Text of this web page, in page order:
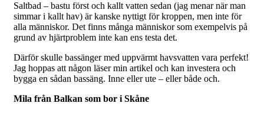
Saltbad – bastu först och kallt vatten sedan (jag menar när man
simmar i kallt hav) är kanske nyttigt för kroppen, men inte för
alla människor. Det finns många människor som exempelvis på
grund av hjärtproblem inte kan ens testa det.
Därför skulle bassänger med uppvärmt havsvatten vara perfekt!
Jag hoppas att någon läser min artikel och kan investera och
bygga en sådan bassäng. Inne eller ute – eller både och.
Mila från Balkan som bor i Skåne